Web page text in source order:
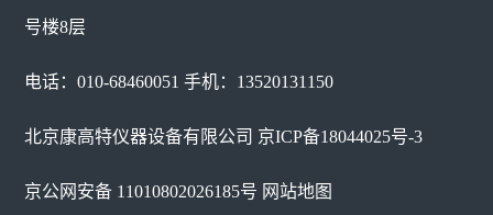
号楼8层
电话：010-68460051 手机：13520131150
北京康高特仪器设备有限公司 京ICP备18044025号-3
京公网安备 11010802026185号 网站地图